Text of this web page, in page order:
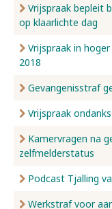
Vrijspraak bepleit
op klaarlichte dag
Vrijspraak in
2018
Gevangenisstraf
Vrijspraak
Kamervragen na
zelfmelderstatus
Podcast Tjalling
Werkstraf voor